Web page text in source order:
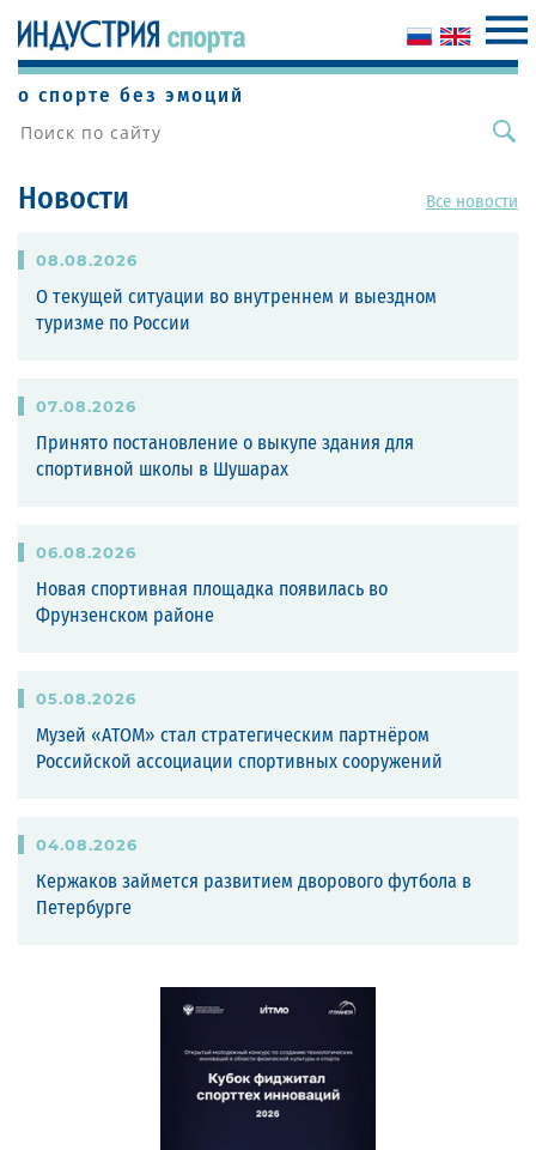
о спорте без эмоций
Новости Все новости
08.08.2026
О текущей ситуации во внутреннем и выездном
туризме по России
07.08.2026
Принято постановление о выкупе здания для
спортивной школы в Шушарах
06.08.2026
Новая спортивная площадка появилась во
Фрунзенском районе
05.08.2026
Музей «АТОМ» стал стратегическим партнёром
Российской ассоциации спортивных сооружений
04.08.2026
Кержаков займется развитием дворового футбола в
Петербурге